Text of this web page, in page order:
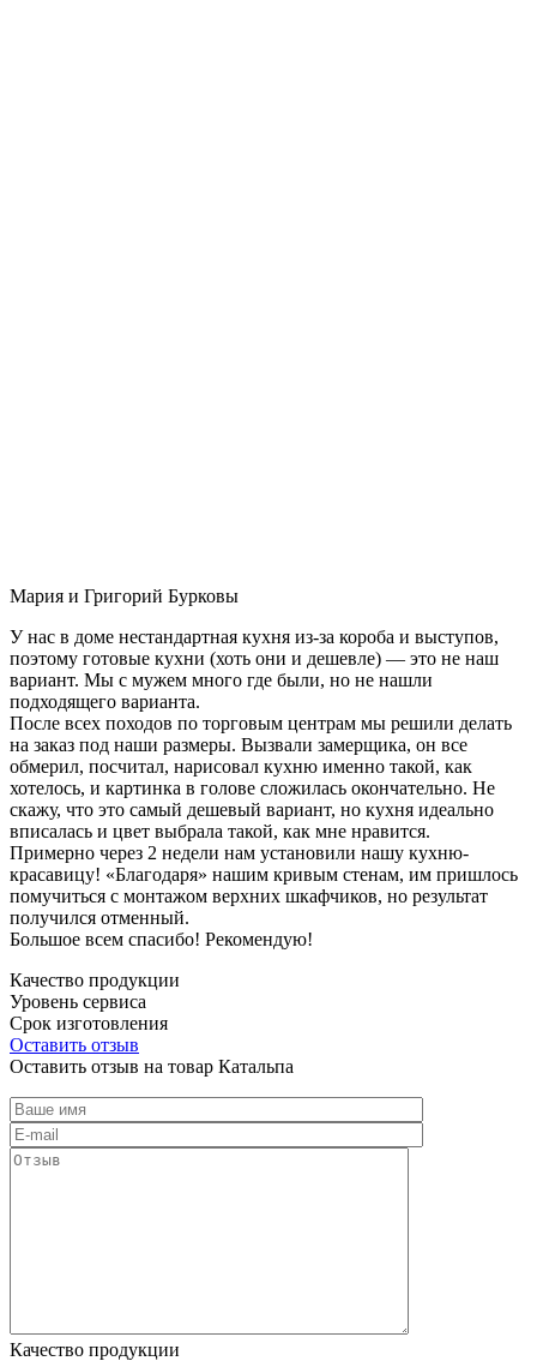
Мария и Григорий Бурковы
У нас в доме нестандартная кухня из-за короба и выступов,
поэтому готовые кухни (хоть они и дешевле) — это не наш
вариант. Мы с мужем много где были, но не нашли
подходящего варианта.
После всех походов по торговым центрам мы решили делать
на заказ под наши размеры. Вызвали замерщика, он все
обмерил, посчитал, нарисовал кухню именно такой, как
хотелось, и картинка в голове сложилась окончательно. Не
скажу, что это самый дешевый вариант, но кухня идеально
вписалась и цвет выбрала такой, как мне нравится.
Примерно через 2 недели нам установили нашу кухню-
красавицу! «Благодаря» нашим кривым стенам, им пришлось
помучиться с монтажом верхних шкафчиков, но результат
получился отменный.
Большое всем спасибо! Рекомендую!
Качество продукции
Уровень сервиса
Срок изготовления
Оставить отзыв
Оставить отзыв на товар Катальпа
Качество продукции